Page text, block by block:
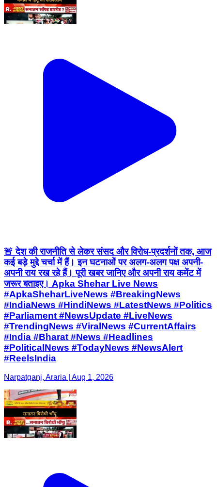
🚨 देश की राजनीति से लेकर संसद और विरोध-प्रदर्शनों तक, आज
कई बड़े मुद्दे चर्चा में हैं। इन घटनाओं पर अलग-अलग पक्ष अपनी-
अपनी राय रख रहे हैं। पूरी खबर जानिए और अपनी राय कमेंट में
जरूर बताइए। Apka Shehar Live News
#ApkaSheharLiveNews #BreakingNews
#IndiaNews #HindiNews #LatestNews #Politics
#Parliament #NewsUpdate #LiveNews
#TrendingNews #ViralNews #CurrentAffairs
#India #Bharat #News #Headlines
#PoliticalNews #TodayNews #NewsAlert
#ReelsIndia
Narpatganj, Araria | Aug 1, 2026